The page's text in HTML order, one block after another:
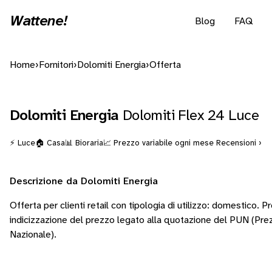
Wattene! Blog FAQ
Home› Fornitori› Dolomiti Energia›Offerta
Dolomiti Energia Dolomiti Flex 24 Luce
⚡ Luce🏠 Casa📊 Bioraria📈 Prezzo variabile ogni mese Recensioni ›
Descrizione da Dolomiti Energia
Offerta per clienti retail con tipologia di utilizzo: domestico.
indicizzazione del prezzo legato alla quotazione del PUN
Nazionale).